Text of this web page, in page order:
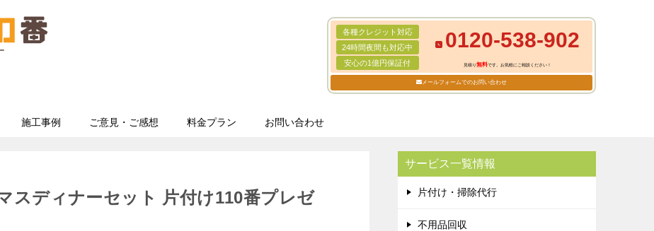
各種クレジット対応
24時間夜間も対応中
安心の1億円保証付
0120-538-902
見積り無料です。お気軽にご相談ください！
メールフォームでのお問い合わせ
施工事例 ご意見・ご感想 料金プラン お問い合わせ
スディナーセット 片付け110番プレゼ
サービス一覧情報
片付け・掃除代行
不用品回収